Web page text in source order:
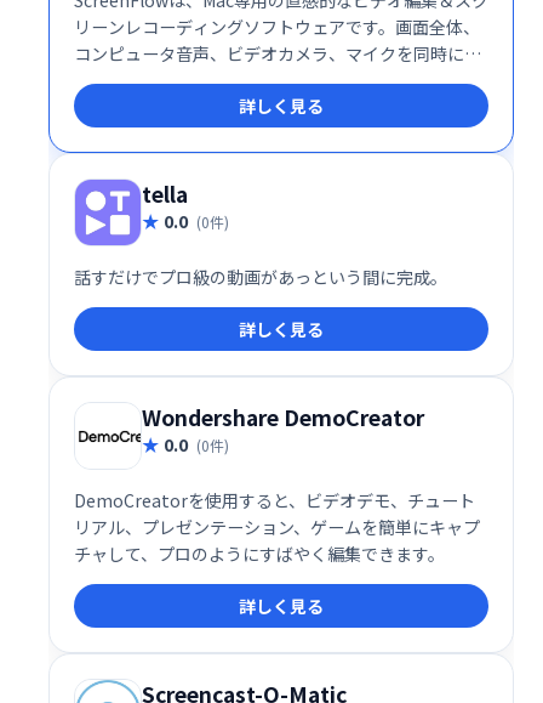
リーンレコーディングソフトウェアです。画面全体、
コンピュータ音声、ビデオカメラ、マイクを同時に収
録し、高品質な動画を作成できます。収録後のトリミ
ング、注釈追加、吹き出し挿入など、編集機能も充
実。洗練された映像制作を簡単に実現します。
詳しく見る
tella
0.0 (0件)
話すだけでプロ級の動画があっという間に完成。
詳しく見る
Wondershare DemoCreator
0.0 (0件)
DemoCreatorを使用すると、ビデオデモ、チュート
リアル、プレゼンテーション、ゲームを簡単にキャプ
チャして、プロのようにすばやく編集できます。
詳しく見る
Screencast-O-Matic